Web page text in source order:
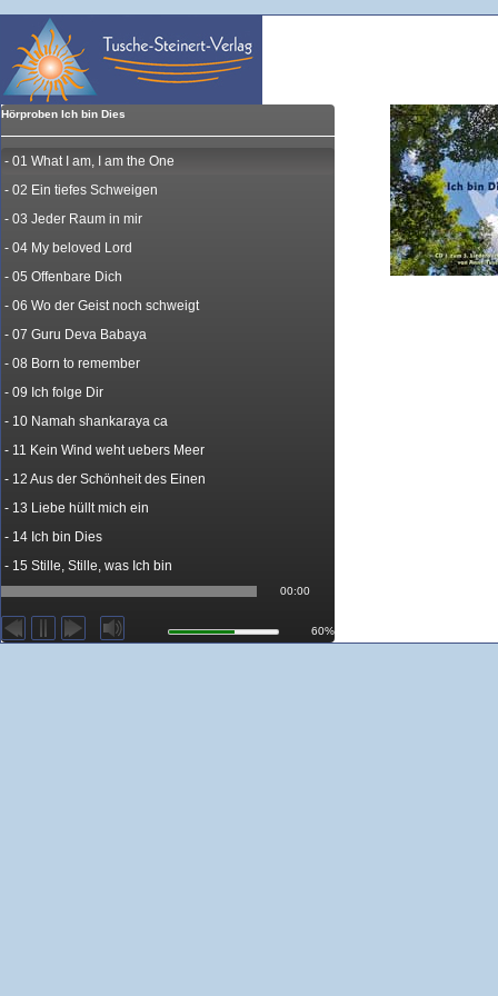
Menü
Hörproben Ich bin Dies
- 01 What I am, I am the One
- 02 Ein tiefes Schweigen
- 03 Jeder Raum in mir
- 04 My beloved Lord
- 05 Offenbare Dich
- 06 Wo der Geist noch schweigt
- 07 Guru Deva Babaya
- 08 Born to remember
- 09 Ich folge Dir
- 10 Namah shankaraya ca
- 11 Kein Wind weht uebers Meer
- 12 Aus der Schönheit des Einen
- 13 Liebe hüllt mich ein
- 14 Ich bin Dies
- 15 Stille, Stille, was Ich bin
00:00
60%